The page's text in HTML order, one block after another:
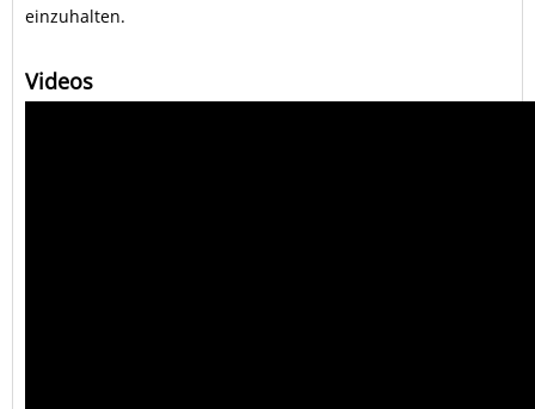
einzuhalten.
Videos